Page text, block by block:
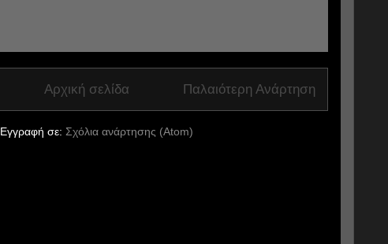
Παλαιότερη Ανάρτηση
Αρχική σελίδα
Εγγραφή σε: Σχόλια ανάρτησης (Atom)